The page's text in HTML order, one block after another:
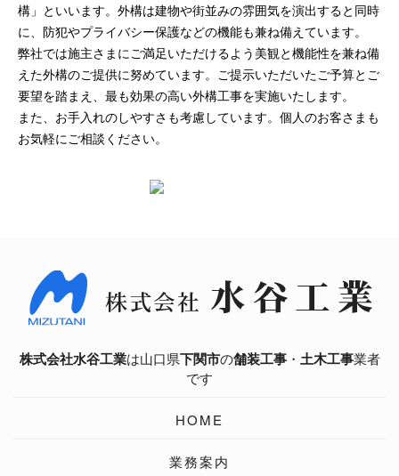
構」といいます。外構は建物や街並みの雰囲気を演出すると同時
に、防犯やプライバシー保護などの機能も兼ね備えています。
弊社では施主さまにご満足いただけるよう美観と機能性を兼ね備
えた外構のご提供に努めています。ご提示いただいたご予算とご
要望を踏まえ、最も効果の高い外構工事を実施いたします。
また、お手入れのしやすさも考慮しています。個人のお客さまも
お気軽にご相談ください。
株式会社水谷工業は山口県下関市の舗装工事・ 土木工事業者
です
HOME
業務案内